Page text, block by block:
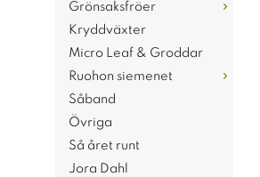
Grönsaksfröer
Kryddväxter
Micro Leaf & Groddar
Ruohon siemenet
Såband
Övriga
Så året runt
Jora Dahl